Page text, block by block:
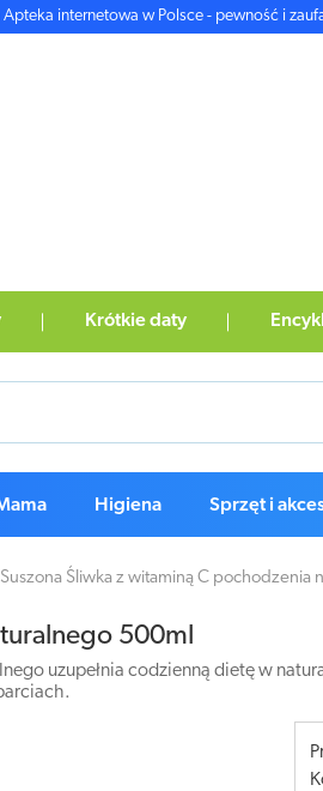
Apteka internetowa w Polsce - pewność i
Krótkie daty
Higiena Sprzęt i
Suszona Śliwka z witaminą C pochodzenia
500ml
uzupełnia codzienną dietę w